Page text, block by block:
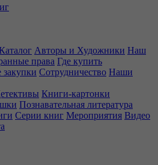
Авторы и Художники Наш
права Где купить
Сотрудничество Наши
Книги-картонки
Познавательная литература
Серии книг Мероприятия Видео